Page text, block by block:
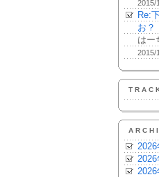
2015/
Re:
お？
はー
2015/
2026
2026
2026